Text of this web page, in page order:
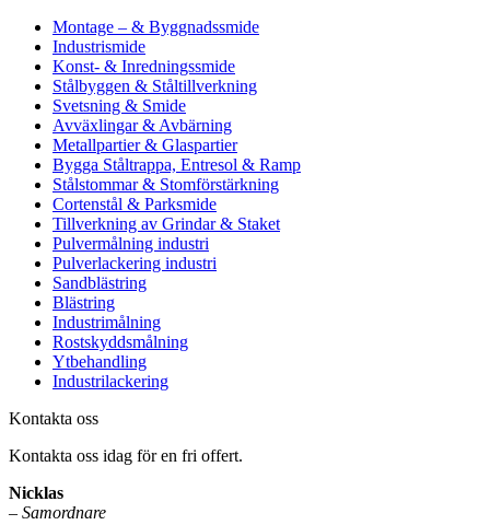
Montage – & Byggnadssmide
Industrismide
Konst- & Inredningssmide
Stålbyggen & Ståltillverkning
Svetsning & Smide
Avväxlingar & Avbärning
Metallpartier & Glaspartier
Bygga Ståltrappa, Entresol & Ramp
Stålstommar & Stomförstärkning
Cortenstål & Parksmide
Tillverkning av Grindar & Staket
Pulvermålning industri
Pulverlackering industri
Sandblästring
Blästring
Industrimålning
Rostskyddsmålning
Ytbehandling
Industrilackering
Kontakta oss
Kontakta oss idag för en fri offert.
Nicklas
– Samordnare